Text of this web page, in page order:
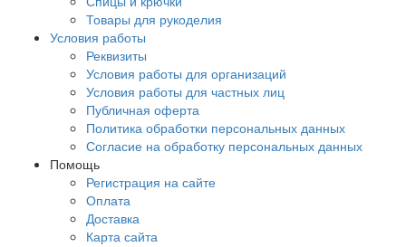
Товары для рукоделия
Условия работы
Реквизиты
Условия работы для организаций
Условия работы для частных лиц
Публичная оферта
Политика обработки персональных данных
Согласие на обработку персональных данных
Помощь
Регистрация на сайте
Оплата
Доставка
Карта сайта